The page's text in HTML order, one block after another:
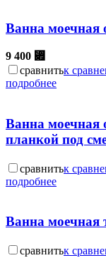
Ванна моечная
9 400 ⃏
сравнитьк
подробнее
Ванна моечная
планкой под
сравнитьк
подробнее
Ванна моечная
сравнитьк